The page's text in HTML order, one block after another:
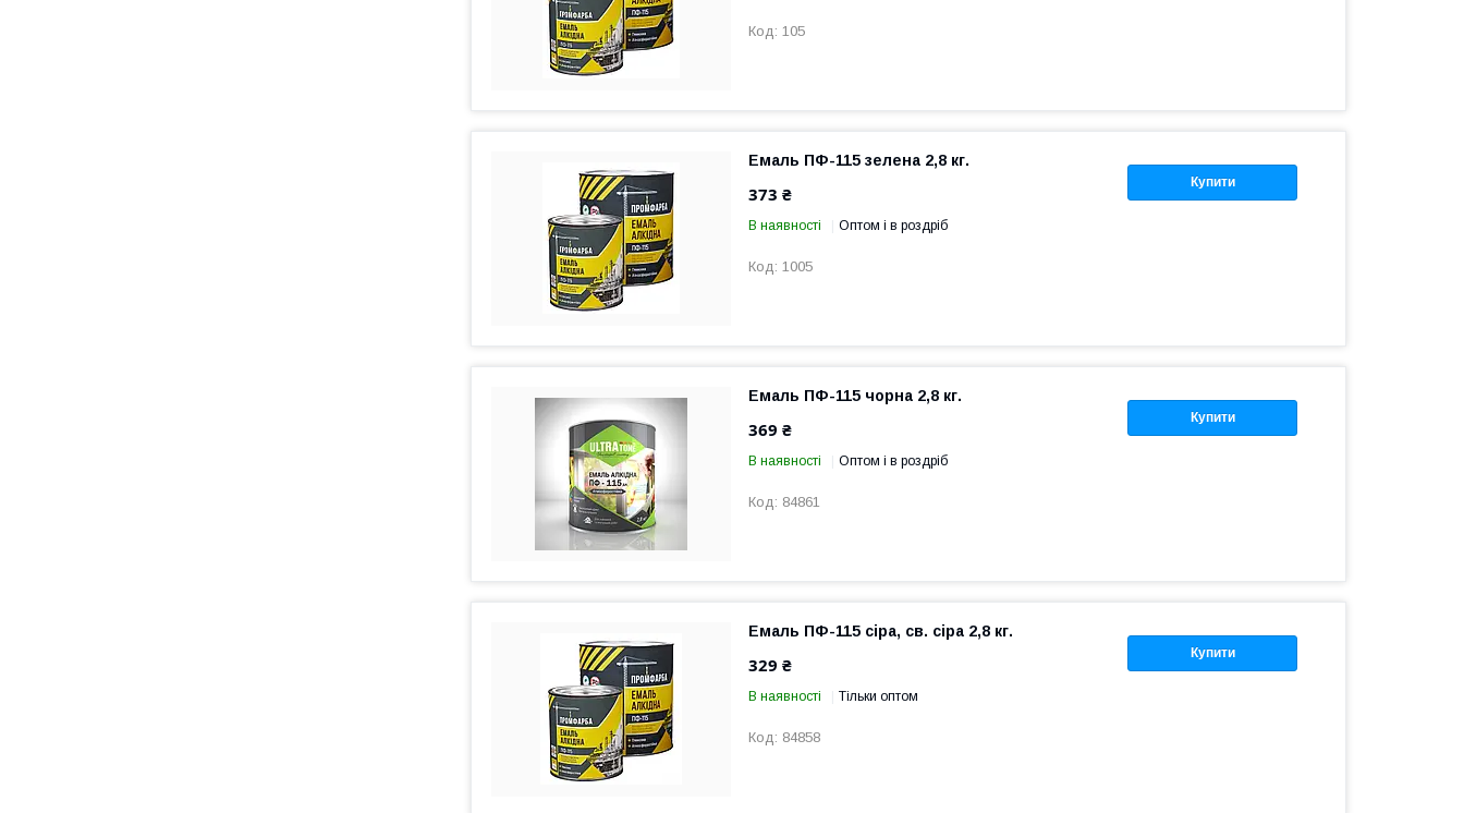
105
Купити
Емаль ПФ-115 зелена 2,8 кг.
373 ₴
В наявності Оптом і в роздріб
1005
Купити
Емаль ПФ-115 чорна 2,8 кг.
369 ₴
В наявності Оптом і в роздріб
84861
Купити
Емаль ПФ-115 сіра, св. сіра 2,8 кг.
329 ₴
В наявності Тільки оптом
84858